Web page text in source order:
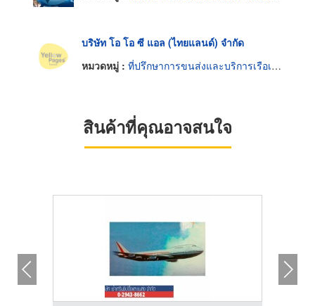
บริษัท โอ โอ ซี แอล (ไทยแลนด์) จำกัด
หมวดหมู่ : ที่ปรึกษาการขนส่งและบริการเรือเดินทะเล
สินค้าที่คุณอาจสนใจ